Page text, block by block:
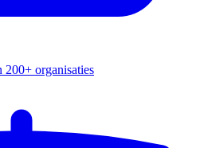
200+ organisaties